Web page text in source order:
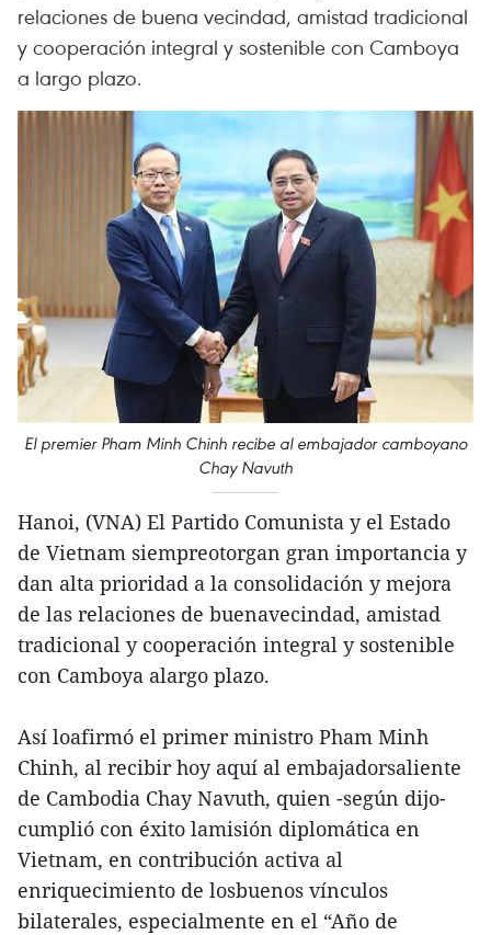
relaciones de buena vecindad, amistad tradicional
y cooperación integral y sostenible con Camboya
a largo plazo.
El premier Pham Minh Chinh recibe al embajador camboyano
Chay Navuth
Hanoi, (VNA) El Partido Comunista y el Estado
de Vietnam siempreotorgan gran importancia y
dan alta prioridad a la consolidación y mejora
de las relaciones de buenavecindad, amistad
tradicional y cooperación integral y sostenible
con Camboya alargo plazo.
Así loafirmó el primer ministro Pham Minh
Chinh, al recibir hoy aquí al embajadorsaliente
de Cambodia Chay Navuth, quien -según dijo-
cumplió con éxito lamisión diplomática en
Vietnam, en contribución activa al
enriquecimiento de losbuenos vínculos
bilaterales, especialmente en el “Año de